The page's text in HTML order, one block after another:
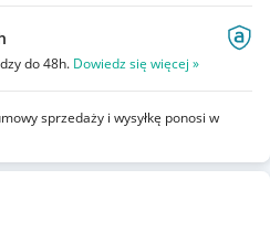
do 48h. Dowiedz się więcej »
sprzedaży i wysyłkę ponosi w